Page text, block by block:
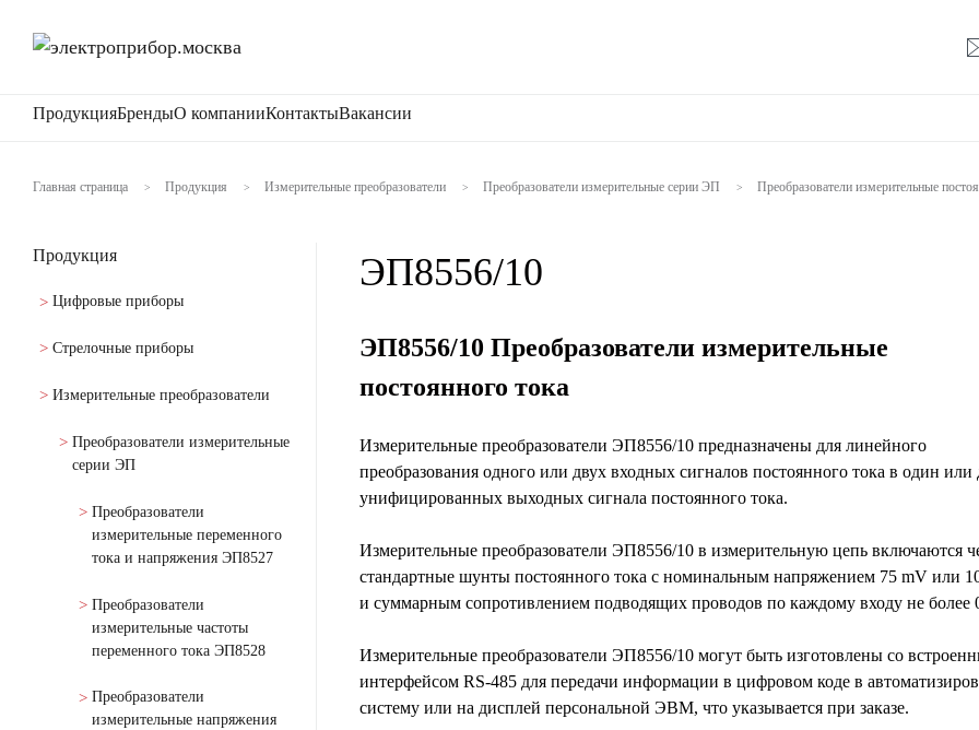
ПродукцияБрендыО компанииКонтактыВакансии
Главная страница > Продукция > Измерительные преобразователи > Преобразователи измерительные серии ЭП > Преобразователи измерительные
Продукция
Цифровые приборы
Стрелочные приборы
Измерительные преобразователи
Преобразователи измерительные
серии ЭП
Преобразователи
измерительные переменного
тока и напряжения ЭП8527
Преобразователи
измерительные частоты
переменного тока ЭП8528
Преобразователи
измерительные напряжения
ЭП8556/10
ЭП8556/10 Преобразователи измерительные
постоянного тока
Измерительные преобразователи ЭП8556/10 предназначены для линейного
преобразования одного или двух входных сигналов постоянного тока в один или
унифицированных выходных сигнала постоянного тока.
Измерительные преобразователи ЭП8556/10 в измерительную цепь включаются
стандартные шунты постоянного тока с номинальным напряжением 75 mV или
и суммарным сопротивлением подводящих проводов по каждому входу не более
Измерительные преобразователи ЭП8556/10 могут быть изготовлены со
интерфейсом RS-485 для передачи информации в цифровом коде в
систему или на дисплей персональной ЭВМ, что указывается при заказе.